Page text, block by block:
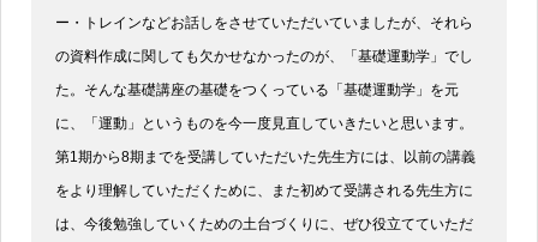
ー・トレインなどお話しをさせていただいていましたが、それら
の資料作成に関しても欠かせなかったのが、「基礎運動学」でし
た。そんな基礎講座の基礎をつくっている「基礎運動学」を元
に、「運動」というものを今一度見直していきたいと思います。
第1期から8期までを受講していただいた先生方には、以前の講義
をより理解していただくために、また初めて受講される先生方に
は、今後勉強していくための土台づくりに、ぜひ役立てていただ